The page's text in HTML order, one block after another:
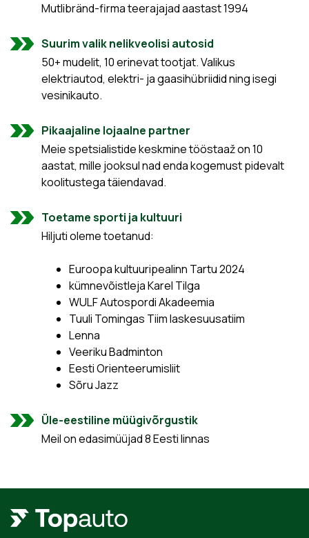
Mutlibränd-firma teerajajad aastast 1994
Suurim valik nelikveolisi autosid
50+ mudelit, 10 erinevat tootjat. Valikus
elektriautod, elektri- ja gaasihübriidid ning isegi
vesinikauto.
Pikaajaline lojaalne partner
Meie spetsialistide keskmine tööstaaž on 10
aastat, mille jooksul nad enda kogemust pidevalt
koolitustega täiendavad.
Toetame sporti ja kultuuri
Hiljuti oleme toetanud:
Euroopa kultuuripealinn Tartu 2024
kümnevõistleja Karel Tilga
WULF Autospordi Akadeemia
Tuuli Tomingas Tiim laskesuusatiim
Lenna
Veeriku Badminton
Eesti Orienteerumisliit
Sõru Jazz
Üle-eestiline müügivõrgustik
Meil on edasimüüjad 8 Eesti linnas